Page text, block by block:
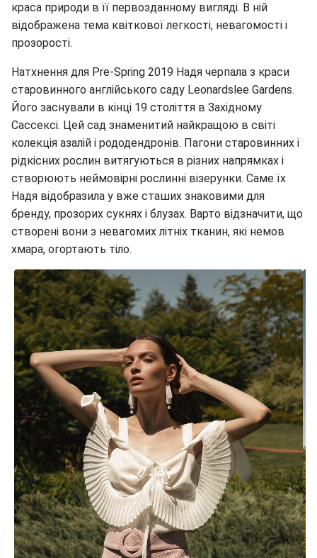
краса природи в її первозданному вигляді. В ній
відображена тема квіткової легкості, невагомості і
прозорості.
Натхнення для Pre-Spring 2019 Надя черпала з краси
старовинного англійського саду Leonardslee Gardens.
Його заснували в кінці 19 століття в Західному
Сассексі. Цей сад знаменитий найкращою в світі
колекція азалій і рододендронів. Пагони старовинних і
рідкісних рослин витягуються в різних напрямках і
створюють неймовірні рослинні візерунки. Саме їх
Надя відобразила у вже сташих знаковими для
бренду, прозорих сукнях і блузах. Варто відзначити, що
створені вони з невагомих літніх тканин, які немов
хмара, огортають тіло.